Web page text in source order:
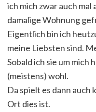
ich mich zwar auch mal
damalige Wohnung
Eigentlich bin ich
meine Liebsten sind.
Sobald ich sie um mich
(meistens) wohl.
Da spielt es dann auch
Ort dies ist.